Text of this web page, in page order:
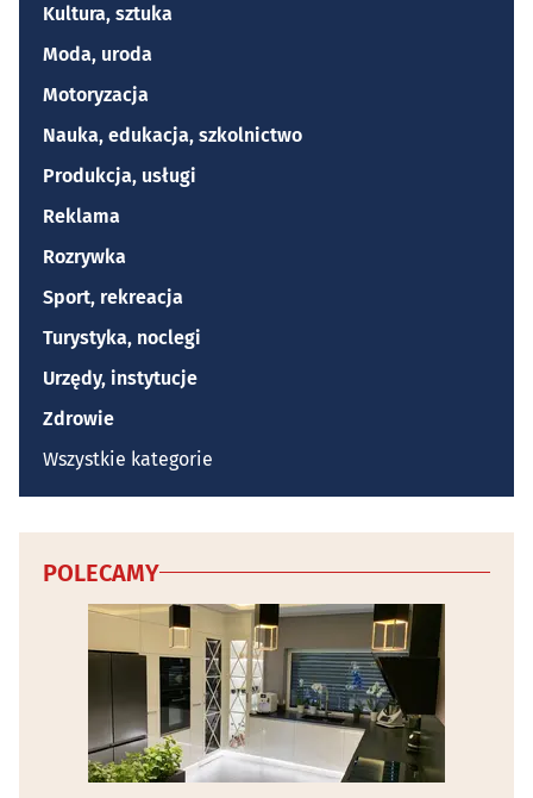
Kultura, sztuka
Moda, uroda
Motoryzacja
Nauka, edukacja, szkolnictwo
Produkcja, usługi
Reklama
Rozrywka
Sport, rekreacja
Turystyka, noclegi
Urzędy, instytucje
Zdrowie
Wszystkie kategorie
POLECAMY